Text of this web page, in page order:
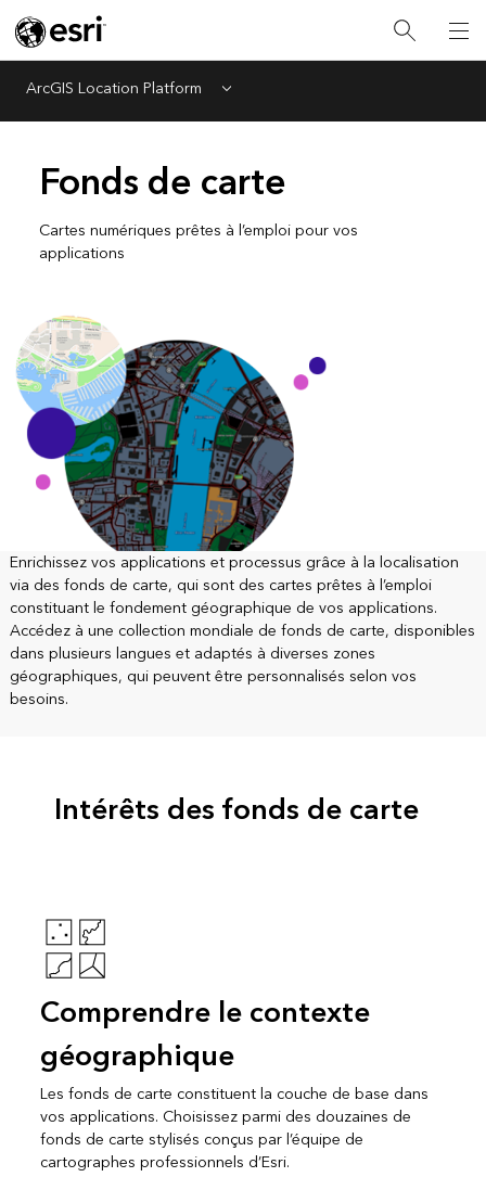
ArcGIS Location Platform Menu
Fonds de carte
Cartes numériques prêtes à l’emploi pour vos
applications
Enrichissez vos applications et processus grâce à la localisation
via des fonds de carte, qui sont des cartes prêtes à l’emploi
constituant le fondement géographique de vos applications.
Accédez à une collection mondiale de fonds de carte, disponibles
dans plusieurs langues et adaptés à diverses zones
géographiques, qui peuvent être personnalisés selon vos
besoins.
Intérêts des fonds de carte
Comprendre le contexte
géographique
Les fonds de carte constituent la couche de base dans
vos applications. Choisissez parmi des douzaines de
fonds de carte stylisés conçus par l’équipe de
cartographes professionnels d’Esri.